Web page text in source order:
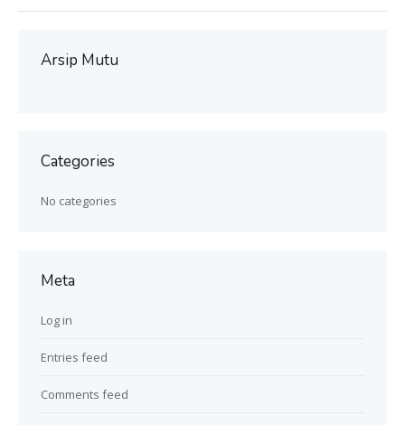
Arsip Mutu
Categories
No categories
Meta
Log in
Entries feed
Comments feed